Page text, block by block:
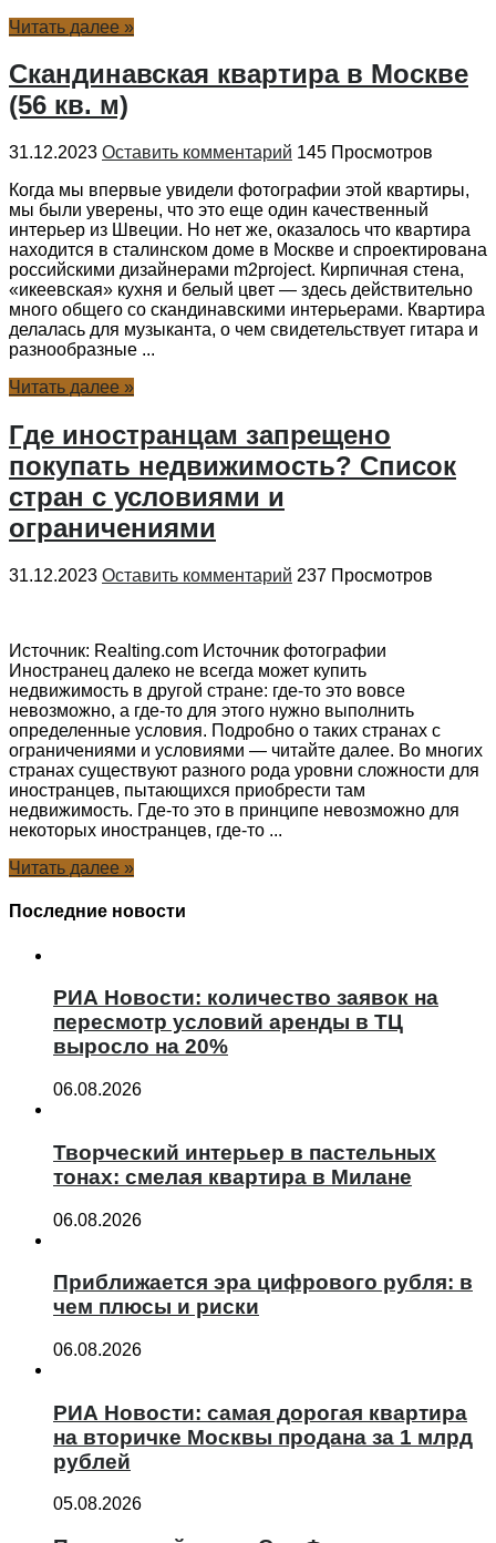
Читать далее »
Скандинавская квартира в Москве
(56 кв. м)
31.12.2023 Оставить комментарий 145 Просмотров
Когда мы впервые увидели фотографии этой квартиры,
мы были уверены, что это еще один качественный
интерьер из Швеции. Но нет же, оказалось что квартира
находится в сталинском доме в Москве и спроектирована
российскими дизайнерами m2project. Кирпичная стена,
«икеевская» кухня и белый цвет — здесь действительно
много общего со скандинавскими интерьерами. Квартира
делалась для музыканта, о чем свидетельствует гитара и
разнообразные ...
Читать далее »
Где иностранцам запрещено
покупать недвижимость? Список
стран с условиями и
ограничениями
31.12.2023 Оставить комментарий 237 Просмотров
Источник: Realting.com Источник фотографии
Иностранец далеко не всегда может купить
недвижимость в другой стране: где-то это вовсе
невозможно, а где-то для этого нужно выполнить
определенные условия. Подробно о таких странах с
ограничениями и условиями — читайте далее. Во многих
странах существуют разного рода уровни сложности для
иностранцев, пытающихся приобрести там
недвижимость. Где-то это в принципе невозможно для
некоторых иностранцев, где-то ...
Читать далее »
Последние новости
РИА Новости: количество заявок на
пересмотр условий аренды в ТЦ
выросло на 20%
06.08.2026
Творческий интерьер в пастельных
тонах: смелая квартира в Милане
06.08.2026
Приближается эра цифрового рубля: в
чем плюсы и риски
06.08.2026
РИА Новости: самая дорогая квартира
на вторичке Москвы продана за 1 млрд
рублей
05.08.2026